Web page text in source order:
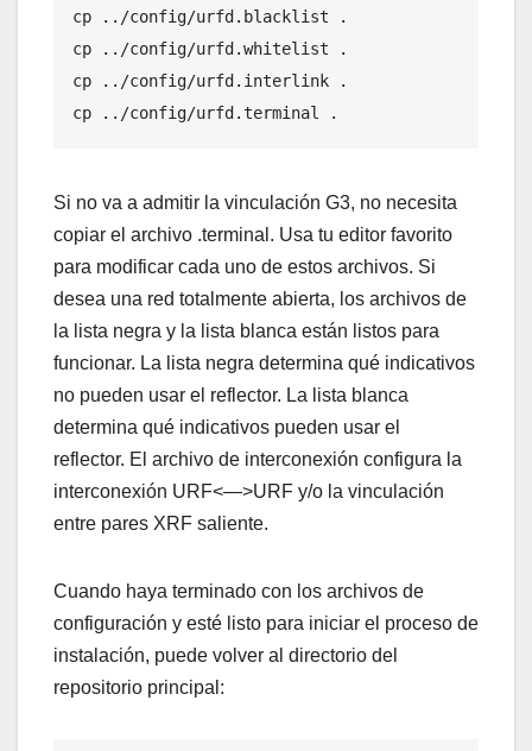
cp ../config/urfd.blacklist .
cp ../config/urfd.whitelist .
cp ../config/urfd.interlink .
cp ../config/urfd.terminal .
Si no va a admitir la vinculación G3, no necesita
copiar el archivo .terminal. Usa tu editor favorito
para modificar cada uno de estos archivos. Si
desea una red totalmente abierta, los archivos de
la lista negra y la lista blanca están listos para
funcionar. La lista negra determina qué indicativos
no pueden usar el reflector. La lista blanca
determina qué indicativos pueden usar el
reflector. El archivo de interconexión configura la
interconexión URF<—>URF y/o la vinculación
entre pares XRF saliente.
Cuando haya terminado con los archivos de
configuración y esté listo para iniciar el proceso de
instalación, puede volver al directorio del
repositorio principal: